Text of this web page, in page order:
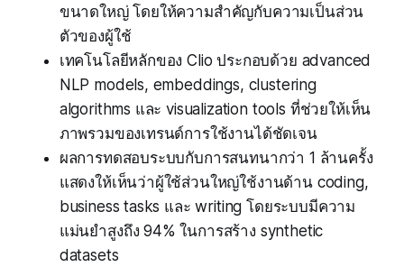
ขนาดใหญ่ โดยให้ความสำคัญกับความเป็นส่วน
ตัวของผู้ใช้
เทคโนโลยีหลักของ Clio ประกอบด้วย advanced
NLP models, embeddings, clustering
algorithms และ visualization tools ที่ช่วยให้เห็น
ภาพรวมของเทรนด์การใช้งานได้ชัดเจน
ผลการทดสอบระบบกับการสนทนากว่า 1 ล้านครั้ง
แสดงให้เห็นว่าผู้ใช้ส่วนใหญ่ใช้งานด้าน coding,
business tasks และ writing โดยระบบมีความ
แม่นยำสูงถึง 94% ในการสร้าง synthetic
datasets